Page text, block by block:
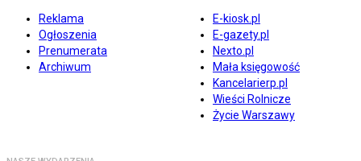
Reklama
Ogłoszenia
Prenumerata
Archiwum
E-kiosk.pl
E-gazety.pl
Nexto.pl
Mała księgowość
Kancelarierp.pl
Wieści Rolnicze
Życie Warszawy